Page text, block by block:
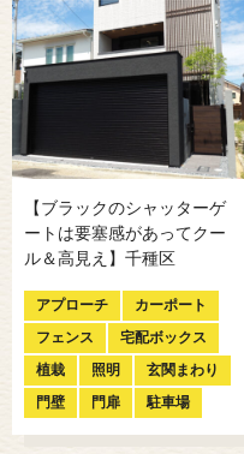
【ブラックのシャッターゲ
ートは要塞感があってクー
ル＆高見え】千種区
アプローチ
カーポート
フェンス
宅配ボックス
植栽
照明
玄関まわり
門壁
門扉 駐車場